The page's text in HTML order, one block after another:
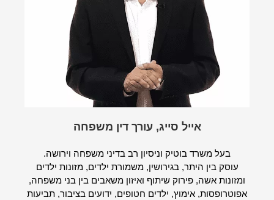
אייל סייג, עורך דין משפחה
בעל משרד בוטיק וניסיון רב בדיני משפחה וירושה.
עוסק בין היתר, בגירושין, משמורת ילדים, מזונות ילדים
ומזונות אשה, פירוק שיתוף ואיזון משאבים בין בני משפחה,
אפוטרופסות, אימוץ, ילדים חטופים, ידועים בציבור, תביעות